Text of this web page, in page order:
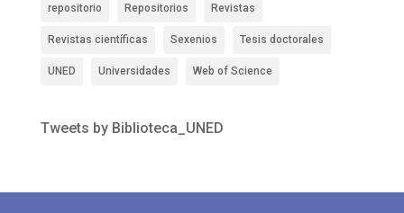
repositorio Repositorios Revistas
Revistas científicas Sexenios Tesis doctorales
UNED Universidades Web of Science
Tweets by Biblioteca_UNED